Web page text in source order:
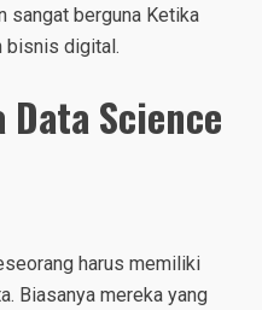
sangat berguna Ketika
bisnis digital.
Data Science
harus memiliki
Biasanya mereka yang